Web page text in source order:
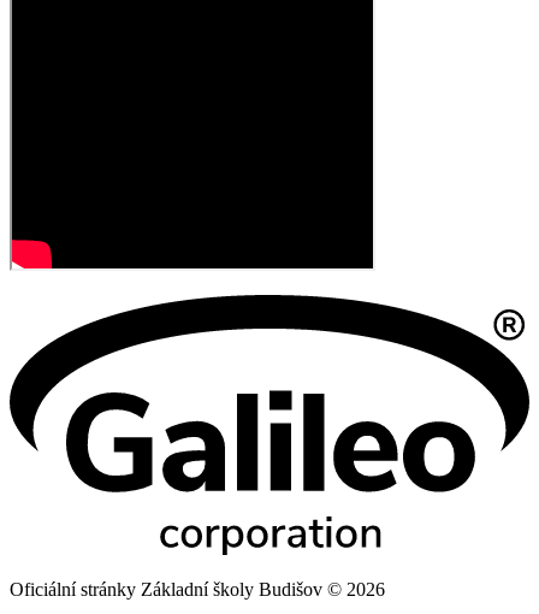
Oficiální stránky Základní školy Budišov © 2026